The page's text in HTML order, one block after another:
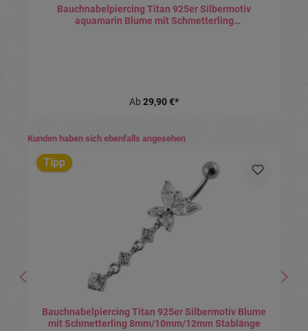
Bauchnabelpiercing Titan 925er Silbermotiv
aquamarin Blume mit Schmetterling
Ab 29,90 €*
Produktgalerie überspringen
Kunden haben sich ebenfalls angesehen
Tipp
Bauchnabelpiercing Titan 925er Silbermotiv Blume
mit Schmetterling 8mm/10mm/12mm Stablänge